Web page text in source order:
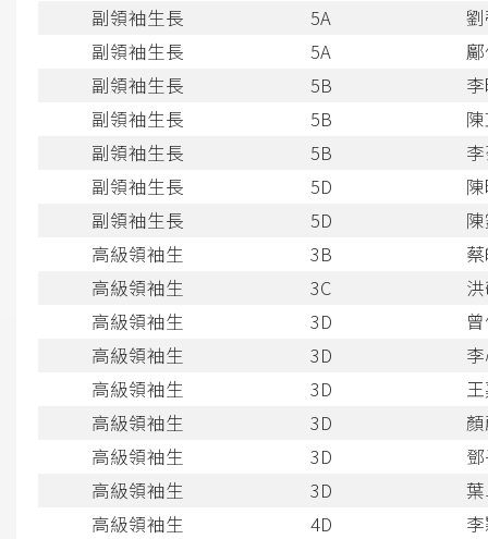
副領袖生長
5A
副領袖生長
5A
副領袖生長
5B
副領袖生長
5B
副領袖生長
5B
副領袖生長
5D
副領袖生長
5D
高級領袖生
3B
高級領袖生
3C
高級領袖生
3D
高級領袖生
3D
高級領袖生
3D
高級領袖生
3D
高級領袖生
3D
高級領袖生
3D
高級領袖生
4D